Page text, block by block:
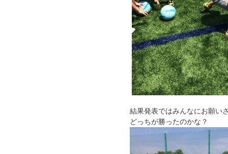
結果発表ではみんなにお願い
どっちが勝ったのかな？